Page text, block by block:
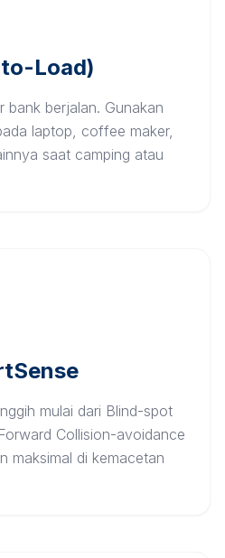
Load)
bank berjalan. Gunakan
laptop, coffee maker,
saat camping atau
mulai dari Blind-spot
Collision-avoidance
maksimal di kemacetan